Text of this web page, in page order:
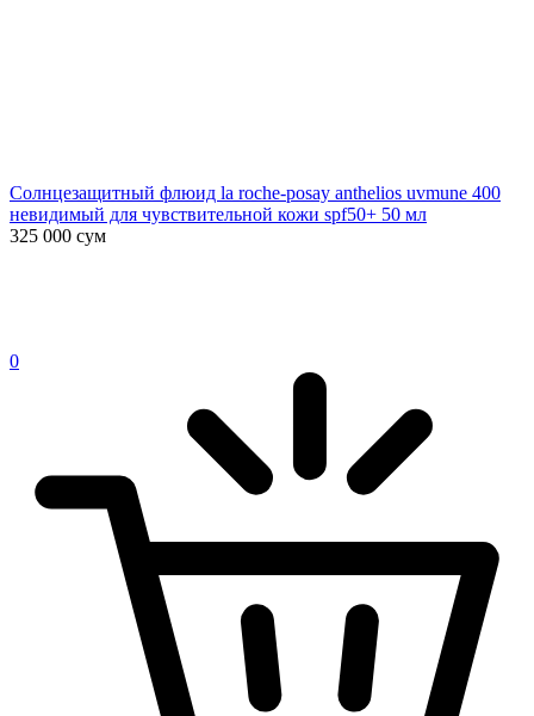
Солнцезащитный флюид la roche-posay anthelios uvmune 400
невидимый для чувствительной кожи spf50+ 50 мл
325 000 сум
0